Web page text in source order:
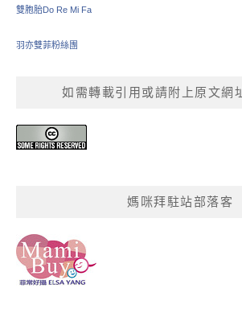
雙胞胎Do Re Mi Fa
羽亦雙菲粉絲團
如需轉載引用或請附上原文網
媽咪拜駐站部落客